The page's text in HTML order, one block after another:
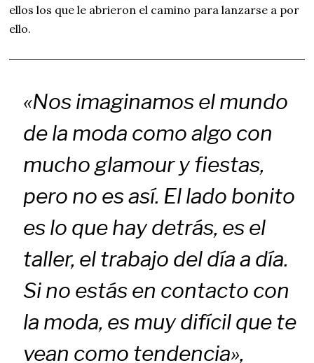
ellos los que le abrieron el camino para lanzarse a por
ello.
«Nos imaginamos el mundo
de la moda como algo con
mucho glamour y fiestas,
pero no es así. El lado bonito
es lo que hay detrás, es el
taller, el trabajo del día a día.
Si no estás en contacto con
la moda, es muy difícil que te
vean como tendencia»,